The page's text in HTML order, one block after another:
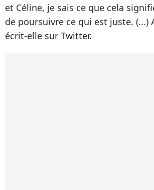
et Céline, je sais ce que cela
de poursuivre ce qui est juste. (...)
écrit-elle sur Twitter.